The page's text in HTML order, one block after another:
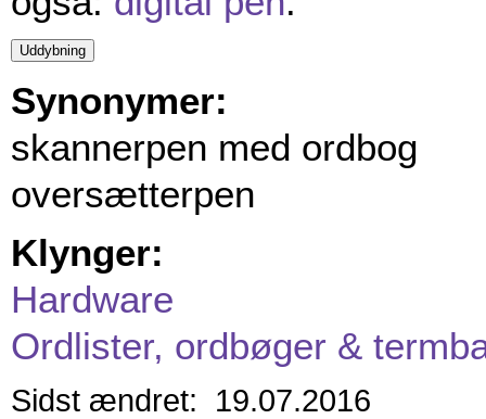
Synonymer:
skannerpen med ordbog
oversætterpen
Klynger:
Hardware
Ordlister, ordbøger &
Sidst ændret: 19.07.2016